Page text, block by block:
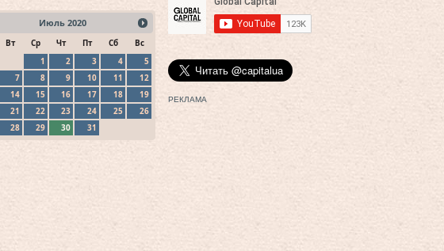
Июль 2020
Вт Ср Чт Пт Сб
Вс
1
2 3 4
5
7 8 9 10 11
12
14 15 16 17 18
19
21 22 23 24 25
26
28 29 30 31
РЕКЛАМА